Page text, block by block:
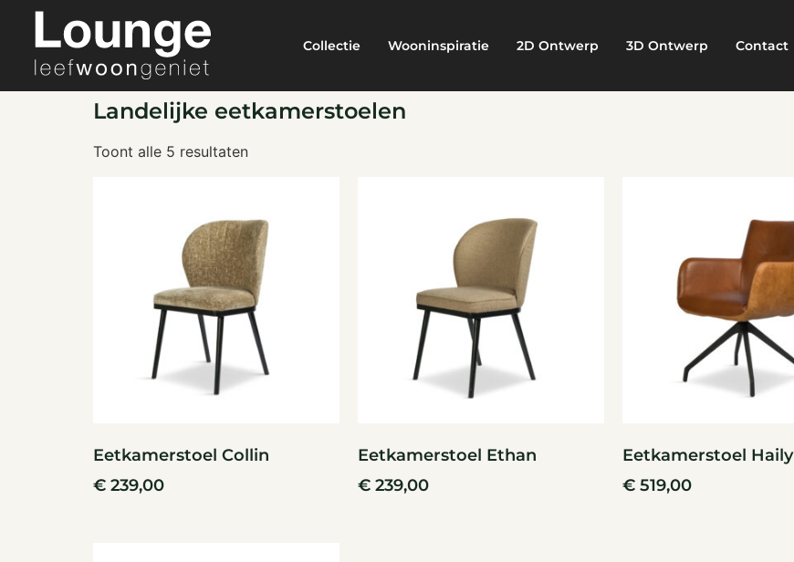
Collectie Wooninspiratie 2D Ontwerp 3D Ontwerp Contact
Landelijke eetkamerstoelen
Toont alle 5 resultaten
Eetkamerstoel Collin
€ 239,00
Eetkamerstoel Ethan
€ 239,00
Eetkamerstoel Haily
€ 519,00